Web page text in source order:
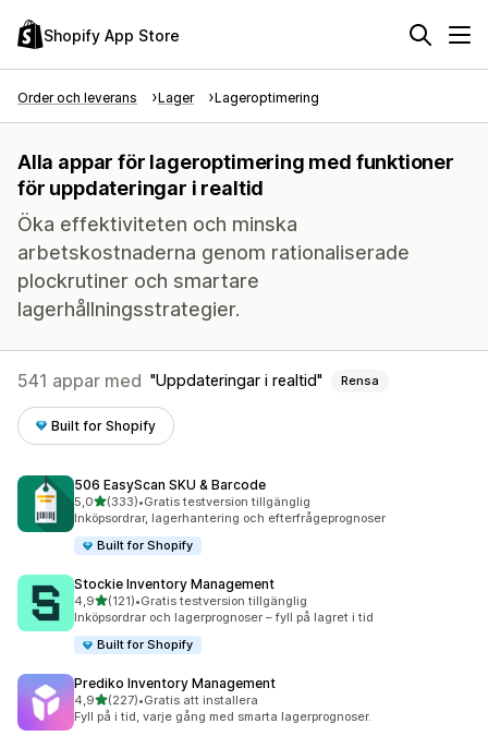
Shopify App Store
Order och leverans Lager Lageroptimering
Alla appar för lageroptimering med funktioner
för uppdateringar i realtid
Öka effektiviteten och minska
arbetskostnaderna genom rationaliserade
plockrutiner och smartare
lagerhållningsstrategier.
541 appar med Uppdateringar i realtid Rensa
Built for Shopify
506 EasyScan SKU & Barcode
5,0av 5 stjärnor
(333)
333 recensioner totalt
•Gratis testversion tillgänglig
Inköpsordrar, lagerhantering och efterfrågeprognoser
Built for Shopify
Stockie Inventory Management
4,9av 5 stjärnor
(121)
121 recensioner totalt
•Gratis testversion tillgänglig
Inköpsordrar och lagerprognoser – fyll på lagret i tid
Built for Shopify
Prediko Inventory Management
4,9av 5 stjärnor
(227)
227 recensioner totalt
•Gratis att installera
Fyll på i tid, varje gång med smarta lagerprognoser.